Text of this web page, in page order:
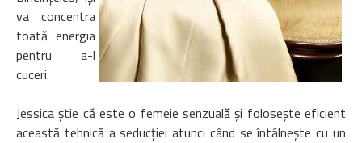
va concentra
toată energia
pentru a-l
cuceri.
Jessica ştie că este o femeie senzuală şi foloseşte eficient
această tehnică a seducţiei atunci când se întâlneşte cu un